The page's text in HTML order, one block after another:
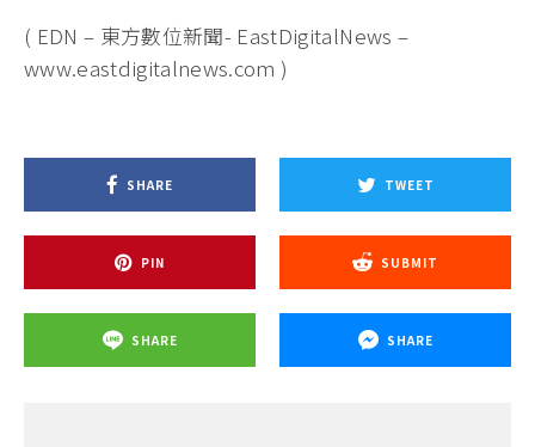
( EDN – 東方數位新聞- EastDigitalNews –
www.eastdigitalnews.com )
SHARE TWEET
PIN SUBMIT
SHARE SHARE